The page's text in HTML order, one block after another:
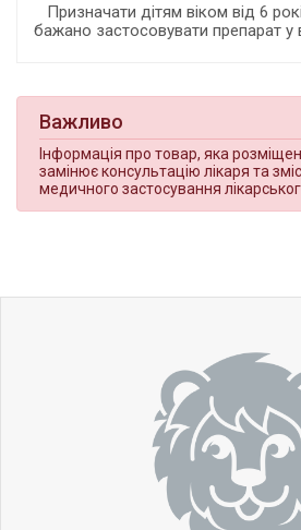
Призначати дітям віком від 6
бажано застосовувати препарат у
Важливо
Інформація про товар, яка
замінює консультацію лікаря та
медичного застосування